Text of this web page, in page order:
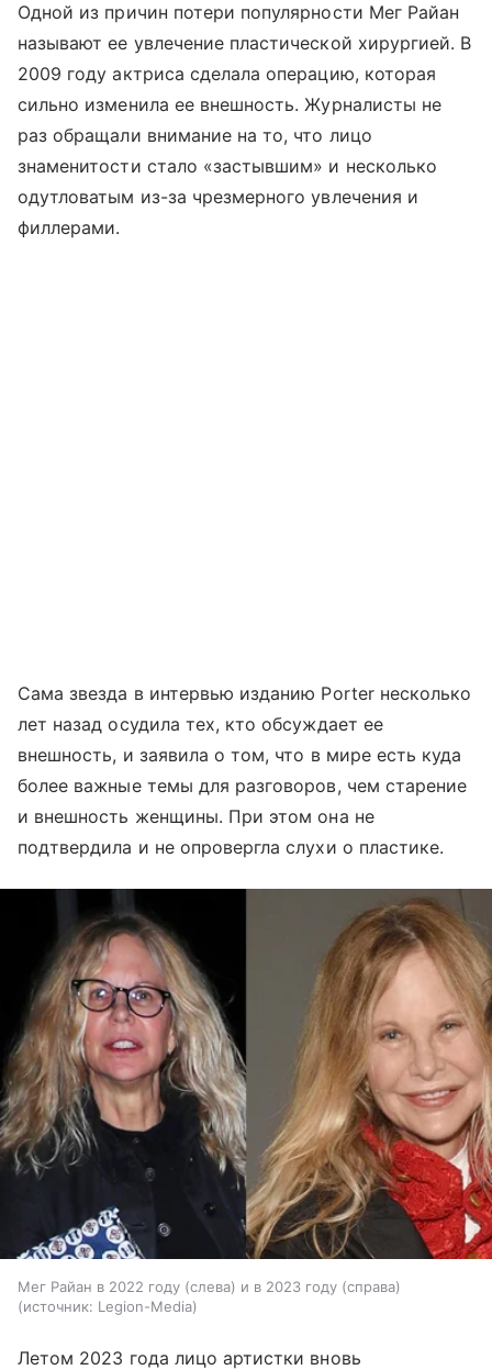
Одной из причин потери популярности Мег Райан
называют ее увлечение пластической хирургией. В
2009 году актриса сделала операцию, которая
сильно изменила ее внешность. Журналисты не
раз обращали внимание на то, что лицо
знаменитости стало «застывшим» и несколько
одутловатым из-за чрезмерного увлечения и
филлерами.
Сама звезда в интервью изданию Porter несколько
лет назад осудила тех, кто обсуждает ее
внешность, и заявила о том, что в мире есть куда
более важные темы для разговоров, чем старение
и внешность женщины. При этом она не
подтвердила и не опровергла слухи о пластике.
Мег Райан в 2022 году (слева) и в 2023 году (справа)
источник: Legion-Media
Летом 2023 года лицо артистки вновь